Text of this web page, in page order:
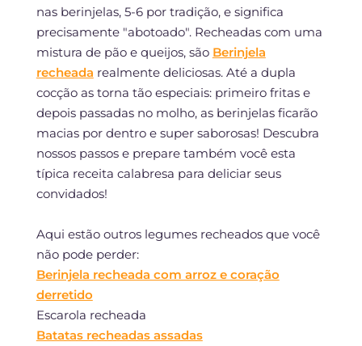
nas berinjelas, 5-6 por tradição, e significa
precisamente "abotoado". Recheadas com uma
mistura de pão e queijos, são Berinjela
recheada realmente deliciosas. Até a dupla
cocção as torna tão especiais: primeiro fritas e
depois passadas no molho, as berinjelas ficarão
macias por dentro e super saborosas! Descubra
nossos passos e prepare também você esta
típica receita calabresa para deliciar seus
convidados!
Aqui estão outros legumes recheados que você
não pode perder:
Berinjela recheada com arroz e coração
derretido
Escarola recheada
Batatas recheadas assadas